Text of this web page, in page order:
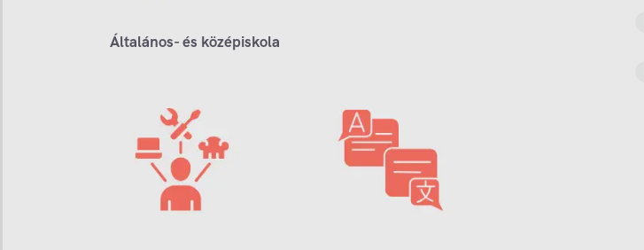
Általános- és középiskola